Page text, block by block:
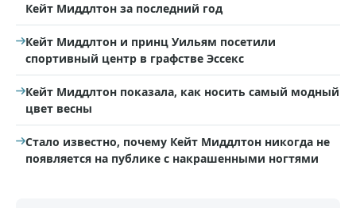
Кейт Миддлтон за последний год
Кейт Миддлтон и принц Уильям посетили
спортивный центр в графстве Эссекс
Кейт Миддлтон показала, как носить самый модный
цвет весны
Стало известно, почему Кейт Миддлтон никогда не
появляется на публике с накрашенными ногтями